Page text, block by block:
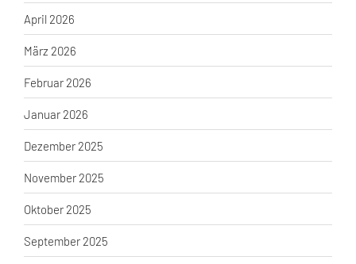
April 2026
März 2026
Februar 2026
Januar 2026
Dezember 2025
November 2025
Oktober 2025
September 2025